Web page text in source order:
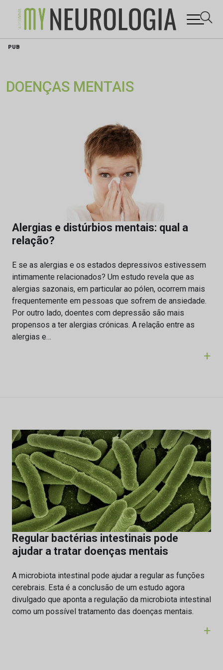
Skip
PUB
DOENÇAS MENTAIS
Alergias e distúrbios mentais: qual a
relação?
E se as alergias e os estados depressivos estivessem
intimamente relacionados? Um estudo revela que as
alergias sazonais, em particular ao pólen, ocorrem mais
frequentemente em pessoas que sofrem de ansiedade.
Por outro lado, doentes com depressão são mais
propensos a ter alergias crónicas. A relação entre as
alergias e…
+
Regular bactérias intestinais pode
ajudar a tratar doenças mentais
A microbiota intestinal pode ajudar a regular as funções
cerebrais. Esta é a conclusão de um estudo agora
divulgado que aponta a regulação da microbiota intestinal
como um possível tratamento das doenças mentais.
+